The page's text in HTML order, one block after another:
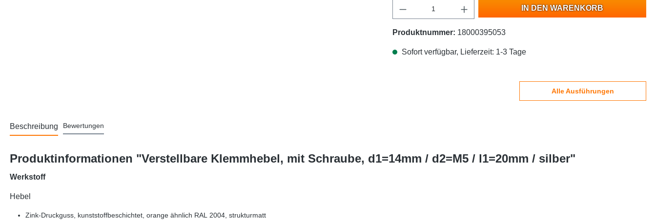
IN DEN WARENKORB
Produktnummer: 18000395053
Sofort verfügbar, Lieferzeit: 1-3 Tage
Alle Ausführungen
Beschreibung Bewertungen
Produktinformationen "Verstellbare Klemmhebel, mit Schraube, d1=14mm / d2=M5 / l1=20mm / silber"
Werkstoff
Hebel
Zink-Druckguss, kunststoffbeschichtet, orange ähnlich RAL 2004, strukturmatt